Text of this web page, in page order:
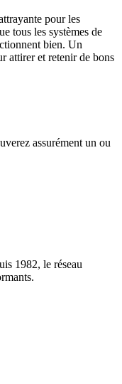
pour les
tous les systèmes de
bien. Un
attirer et retenir de bons
assurément un ou
1982, le réseau